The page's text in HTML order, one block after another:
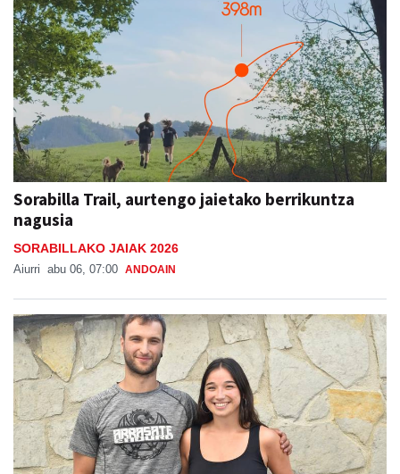
Sorabilla Trail, aurtengo jaietako berrikuntza
nagusia
SORABILLAKO JAIAK 2026
Aiurri abu 06, 07:00 ANDOAIN